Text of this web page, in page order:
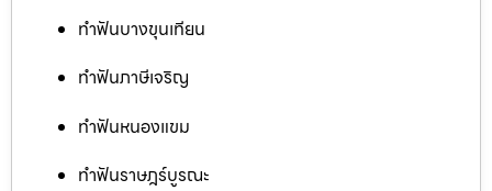
ทำฟันบางขุนเทียน
ทำฟันภาษีเจริญ
ทำฟันหนองแขม
ทำฟันราษฎร์บูรณะ